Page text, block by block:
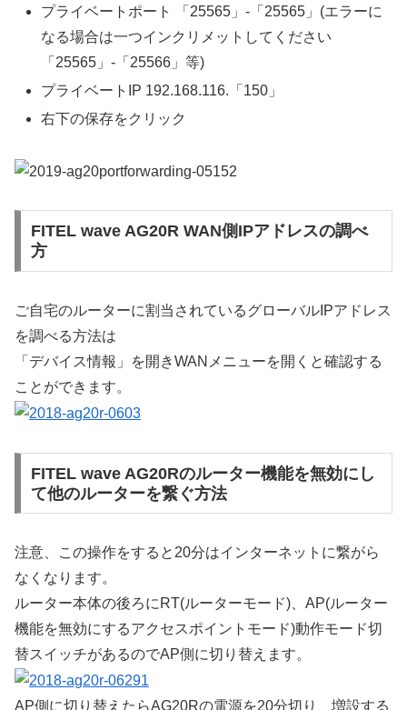
プライベートポート 「25565」-「25565」(エラーに
なる場合は一つインクリメットしてください
「25565」-「25566」等)
プライベートIP 192.168.116.「150」
右下の保存をクリック
FITEL wave AG20R WAN側IPアドレスの調べ
方
ご自宅のルーターに割当されているグローバルIPアドレス
を調べる方法は
「デバイス情報」を開きWANメニューを開くと確認する
ことができます。
FITEL wave AG20Rのルーター機能を無効にし
て他のルーターを繋ぐ方法
注意、この操作をすると20分はインターネットに繋がら
なくなります。
ルーター本体の後ろにRT(ルーターモード)、AP(ルーター
機能を無効にするアクセスポイントモード)動作モード切
替スイッチがあるのでAP側に切り替えます。
AP側に切り替えたらAG20Rの電源を20分切り、増設する